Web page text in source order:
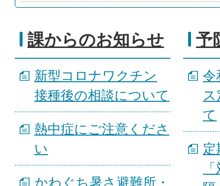
課からのお知らせ
新型コロナワクチン
接種後の相談について
熱中症にご注意くださ
い
かわぐち暑さ避難所・
予
令
て